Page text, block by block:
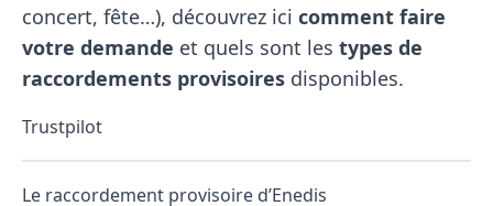
concert, fête…), découvrez ici comment faire
votre demande et quels sont les types de
raccordements provisoires disponibles.
Trustpilot
Le raccordement provisoire d’Enedis